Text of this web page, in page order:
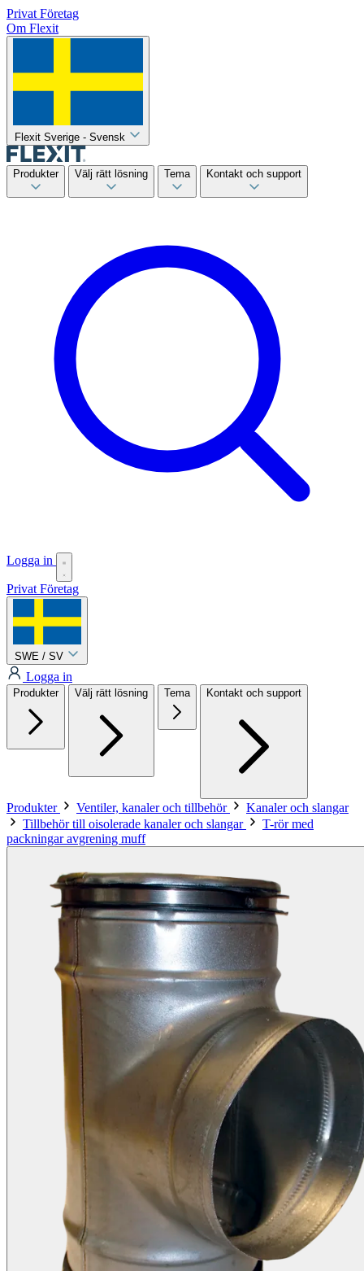
Privat Företag
Om Flexit
Flexit Sverige - Svensk
Produkter Välj rätt lösning Tema Kontakt och support
Logga in
Privat Företag
SWE / SV
Logga in
Produkter Välj rätt lösning Tema Kontakt och support
Produkter Ventiler, kanaler och tillbehör
Kanaler och slangar
Tillbehör till oisolerade kanaler och slangar
T-rör med
packningar avgrening muff